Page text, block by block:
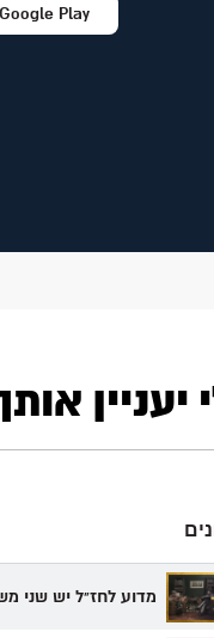
Google Play
יעניין
מדוע לחז"ל יש שני